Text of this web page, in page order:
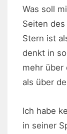
Was soll
Seiten
Stern ist
denkt in
mehr über
als über
Ich habe
in seiner